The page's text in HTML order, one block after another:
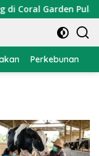
Garden Pulau
Perkebunan